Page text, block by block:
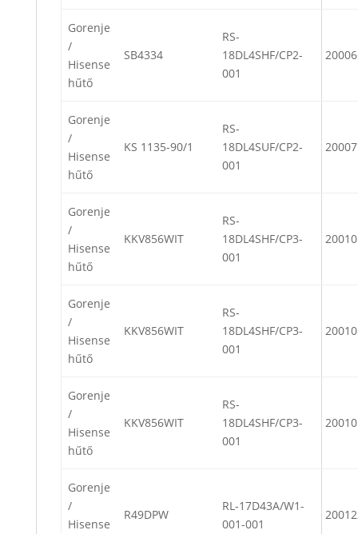
Gorenje
/
Hisense
hűtő
SB4334
RS-
18DL4SHF/CP2-
001
Gorenje
/
Hisense
hűtő
KS 1135-90/1
RS-
18DL4SUF/CP2-
001
Gorenje
/
Hisense
hűtő
KKV856WIT
RS-
18DL4SHF/CP3-
001
Gorenje
/
Hisense
hűtő
KKV856WIT
RS-
18DL4SHF/CP3-
001
Gorenje
/
Hisense
hűtő
KKV856WIT
RS-
18DL4SHF/CP3-
001
Gorenje
/
Hisense
R49DPW
RL-17D43A/W1-
001-001